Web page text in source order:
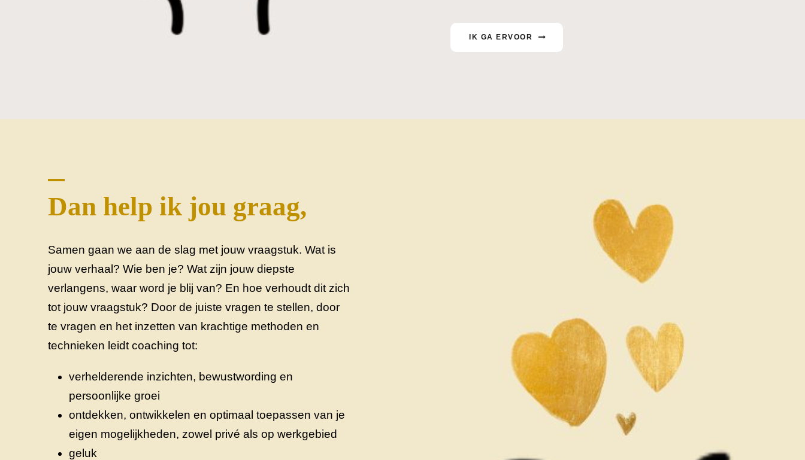
IK GA ERVOOR
Dan help ik jou graag,
Samen gaan we aan de slag met jouw vraagstuk. Wat is
jouw verhaal? Wie ben je? Wat zijn jouw diepste
verlangens, waar word je blij van? En hoe verhoudt dit zich
tot jouw vraagstuk? Door de juiste vragen te stellen, door
te vragen en het inzetten van krachtige methoden en
technieken leidt coaching tot:
verhelderende inzichten, bewustwording en
persoonlijke groei
ontdekken, ontwikkelen en optimaal toepassen van je
eigen mogelijkheden, zowel privé als op werkgebied
geluk